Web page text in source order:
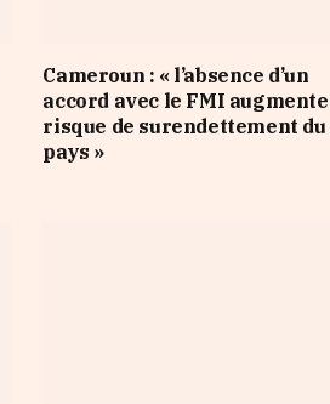
Cameroun : « l’absence d’un
accord avec le FMI
risque de surendettement du
pays »